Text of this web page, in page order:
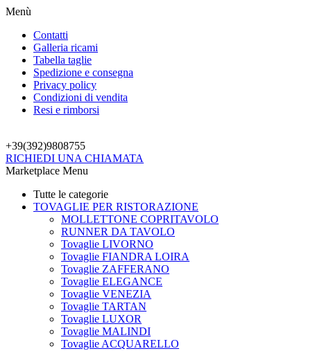
Menù
Contatti
Galleria ricami
Tabella taglie
Spedizione e consegna
Privacy policy
Condizioni di vendita
Resi e rimborsi
+39(392)9808755
RICHIEDI UNA CHIAMATA
Marketplace Menu
Tutte le categorie
TOVAGLIE PER RISTORAZIONE
MOLLETTONE COPRITAVOLO
RUNNER DA TAVOLO
Tovaglie LIVORNO
Tovaglie FIANDRA LOIRA
Tovaglie ZAFFERANO
Tovaglie ELEGANCE
Tovaglie VENEZIA
Tovaglie TARTAN
Tovaglie LUXOR
Tovaglie MALINDI
Tovaglie ACQUARELLO